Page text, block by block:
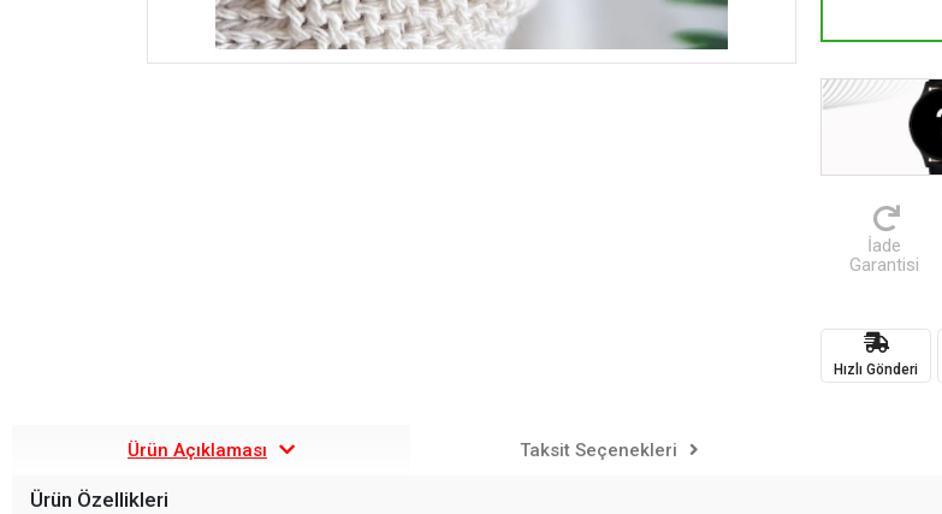
İade
Garantisi
Hızlı Gönderi
Ürün Açıklaması Taksit Seçenekleri
Ürün Özellikleri